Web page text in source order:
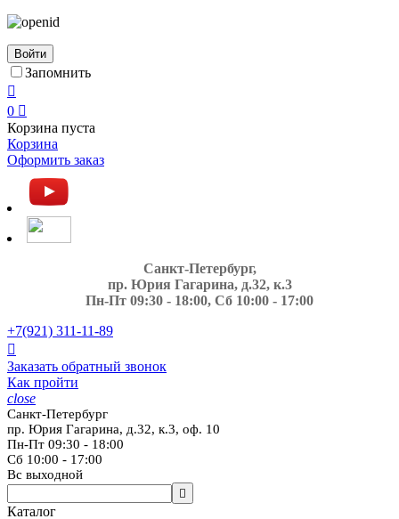
Войти
Запомнить

0 
Корзина пуста
Корзина
Оформить заказ
Санкт-Петербург,
пр. Юрия Гагарина, д.32, к.3
Пн-Пт 09:30 - 18:00, Сб 10:00 - 17:00
+7(921) 311-11-89

Заказать обратный звонок
Как пройти
close
Санкт-Петербург
пр. Юрия Гагарина, д.32, к.3, оф. 10
Пн-Пт 09:30 - 18:00
Сб 10:00 - 17:00
Вс выходной

Каталог